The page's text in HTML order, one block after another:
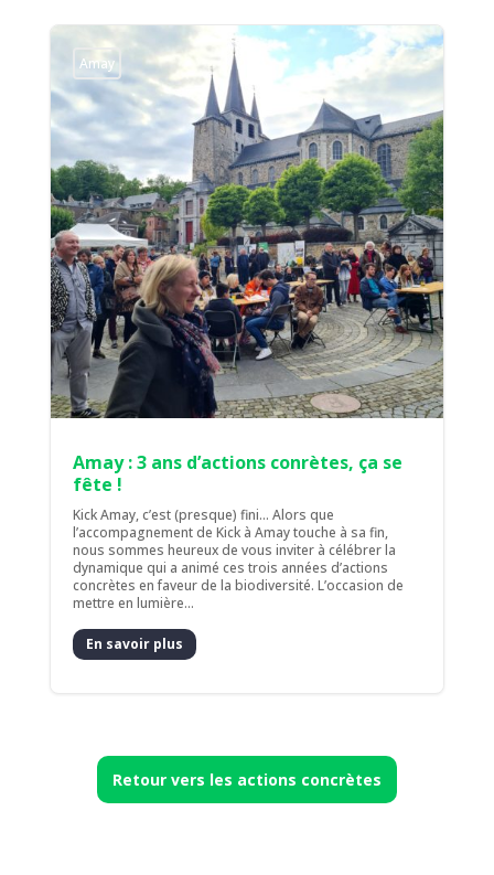
Amay
Amay : 3 ans d’actions conrètes, ça se
fête !
Kick Amay, c’est (presque) fini... Alors que
l’accompagnement de Kick à Amay touche à sa fin,
nous sommes heureux de vous inviter à célébrer la
dynamique qui a animé ces trois années d’actions
concrètes en faveur de la biodiversité. L’occasion de
mettre en lumière...
En savoir plus
Retour vers les actions concrètes